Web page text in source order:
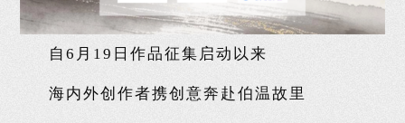
自6月19日作品征集启动以来
海内外创作者携创意奔赴伯温故里